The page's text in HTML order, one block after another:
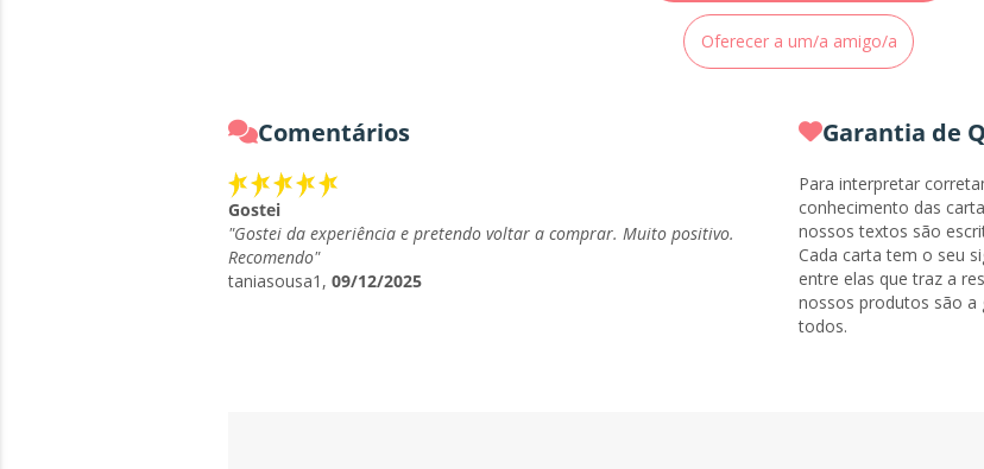
Oferecer a um/a amigo/a
Comentários
Gostei
"Gostei da experiência e pretendo voltar a comprar. Muito positivo.
Recomendo"
taniasousa1, 09/12/2025
Garantia de
Para interpretar
conhecimento das
nossos textos são
Cada carta tem o seu
entre elas que traz a
nossos produtos são a
todos.